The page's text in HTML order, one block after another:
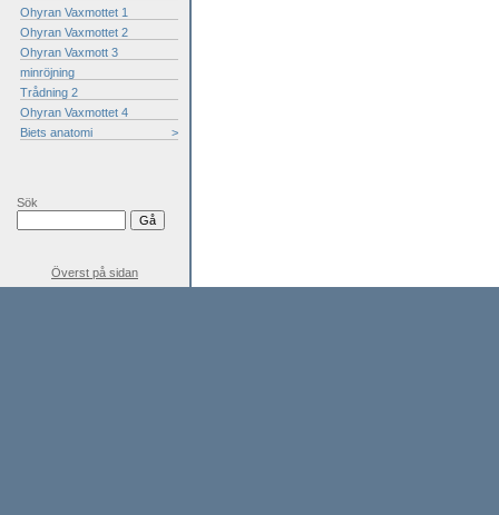
Ohyran Vaxmottet 1
Ohyran Vaxmottet 2
Ohyran Vaxmott 3
minröjning
Trådning 2
Ohyran Vaxmottet 4
Biets anatomi
>
Sök
Överst på sidan